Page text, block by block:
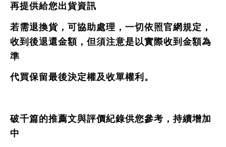
再提供給您出貨資訊
若需退換貨，可協助處理，一切依照官網規定，
收到後退還金額，但須注意是以實際收到金額為
準
代買保留最後決定權及收單權利。
破千篇的推薦文與評價紀錄供您參考，持續增加
中